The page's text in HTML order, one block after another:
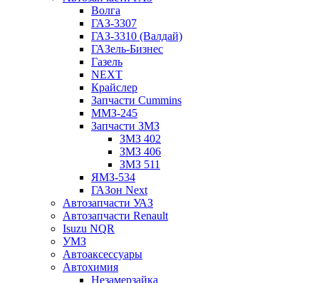
Волга
ГАЗ-3307
ГАЗ-3310 (Валдай)
ГАЗель-Бизнес
Газель
NEXT
Крайслер
Запчасти Cummins
ММЗ-245
Запчасти ЗМЗ
ЗМЗ 402
ЗМЗ 406
ЗМЗ 511
ЯМЗ-534
ГАЗон Next
Автозапчасти УАЗ
Автозапчасти Renault
Isuzu NQR
УМЗ
Автоаксессуары
Автохимия
Незамерзайка